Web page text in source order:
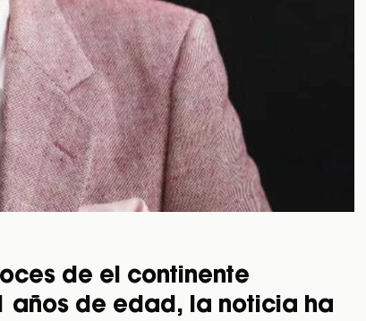
de el continente
años de edad, la noticia ha